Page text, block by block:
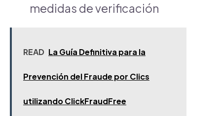
medidas de verificación
READ La Guía Definitiva para la
Prevención del Fraude por Clics
utilizando ClickFraudFree